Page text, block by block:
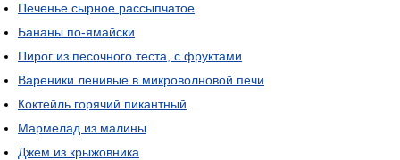
Печенье сырное рассыпчатое
Бананы по-ямайски
Пирог из песочного теста, с фруктами
Вареники ленивые в микроволновой печи
Коктейль горячий пикантный
Мармелад из малины
Джем из крыжовника